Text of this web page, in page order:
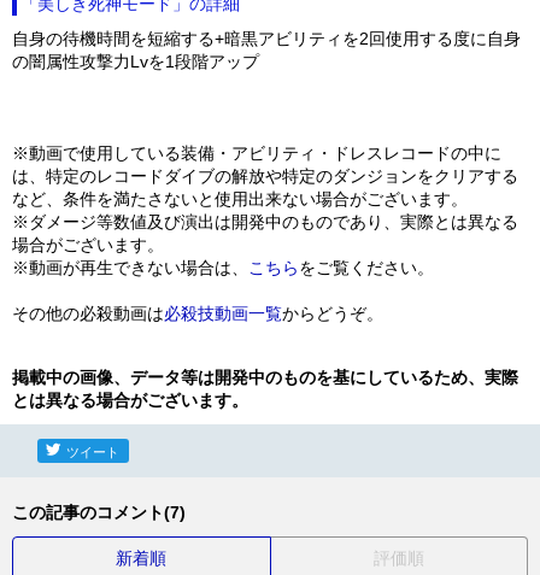
自身の待機時間を短縮する+暗黒アビリティを2回使用する度に自身
の闇属性攻撃力Lvを1段階アップ
※動画で使用している装備・アビリティ・ドレスレコードの中に
は、特定のレコードダイブの解放や特定のダンジョンをクリアする
など、条件を満たさないと使用出来ない場合がございます。
※ダメージ等数値及び演出は開発中のものであり、実際とは異なる
場合がございます。
※動画が再生できない場合は、
こちらをご覧ください。
その他の必殺動画は必殺技動画一覧からどうぞ。
掲載中の画像、データ等は開発中のものを基にしているため、実際
とは異なる場合がございます。
ツイート
この記事のコメント(7)
新着順 評価順